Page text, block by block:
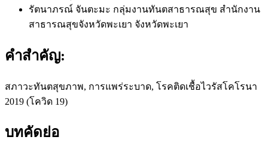
รัตนาภรณ์ จันตะมะ กลุ่มงานทันตสาธารณสุข สำนักงาน
สาธารณสุขจังหวัดพะเยา จังหวัดพะเยา
คำสำคัญ:
สภาวะทันตสุขภาพ, การแพร่ระบาด, โรคติดเชื้อไวรัสโคโรนา
2019 (โควิด 19)
บทคัดย่อ